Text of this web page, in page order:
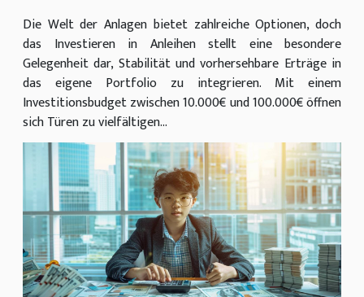
Die Welt der Anlagen bietet zahlreiche Optionen, doch
das Investieren in Anleihen stellt eine besondere
Gelegenheit dar, Stabilität und vorhersehbare Erträge in
das eigene Portfolio zu integrieren. Mit einem
Investitionsbudget zwischen 10.000€ und 100.000€ öffnen
sich Türen zu vielfältigen...